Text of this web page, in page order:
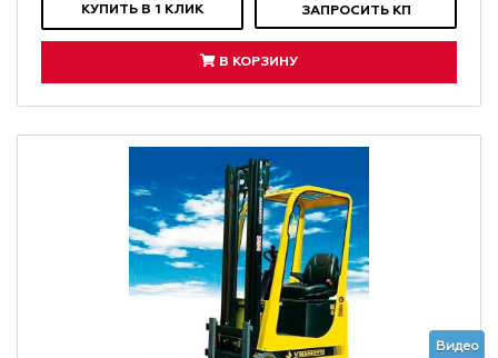
КУПИТЬ В 1 КЛИК ЗАПРОСИТЬ КП
В КОРЗИНУ
Видео